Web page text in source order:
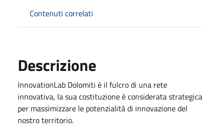
Contenuti correlati
Descrizione
InnovationLab Dolomiti è il fulcro di una rete
innovativa, la sua costituzione è considerata strategica
per massimizzare le potenzialità di innovazione del
nostro territorio.